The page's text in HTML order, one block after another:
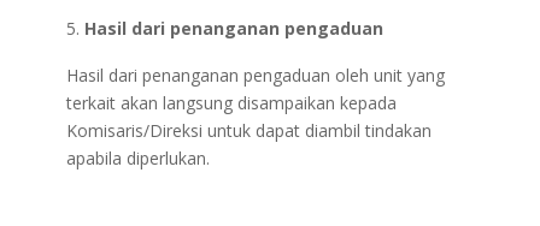
Hasil dari penanganan pengaduan
Hasil dari penanganan pengaduan oleh unit yang
terkait akan langsung disampaikan kepada
Komisaris/Direksi untuk dapat diambil tindakan
apabila diperlukan.